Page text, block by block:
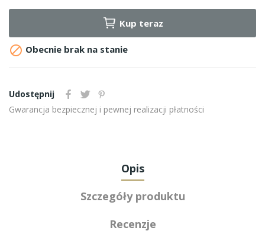
Kup teraz
 Obecnie brak na stanie
Udostępnij
Gwarancja bezpiecznej i pewnej realizacji płatności
Opis
Szczegóły produktu
Recenzje